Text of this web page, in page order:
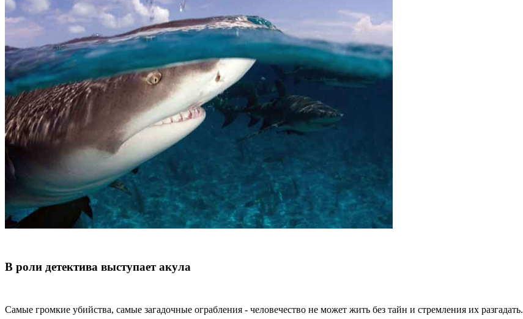
В роли детектива выступает акула
Самые громкие убийства, самые загадочные ограбления - человечество не может жить без тайн и стремления их разгадать.